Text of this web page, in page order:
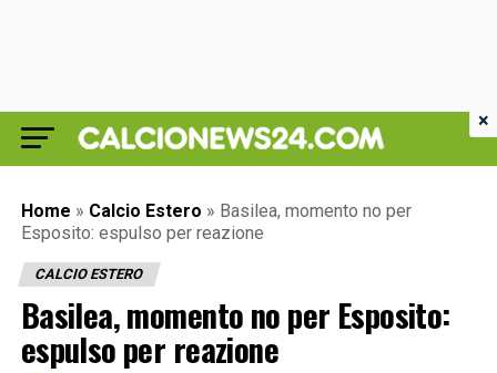
Home » Calcio Estero » Basilea, momento no per
Esposito: espulso per reazione
CALCIO ESTERO
Basilea, momento no per Esposito:
espulso per reazione
×